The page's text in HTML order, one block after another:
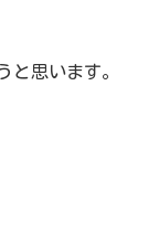
と思います。